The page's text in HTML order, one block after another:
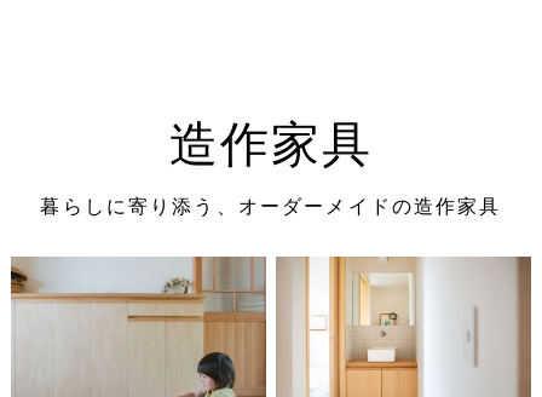
造作家具
暮らしに寄り添う、オーダーメイドの造作家具